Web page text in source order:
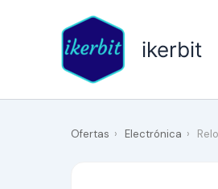
ikerbit
Ofertas › Electrónica ›